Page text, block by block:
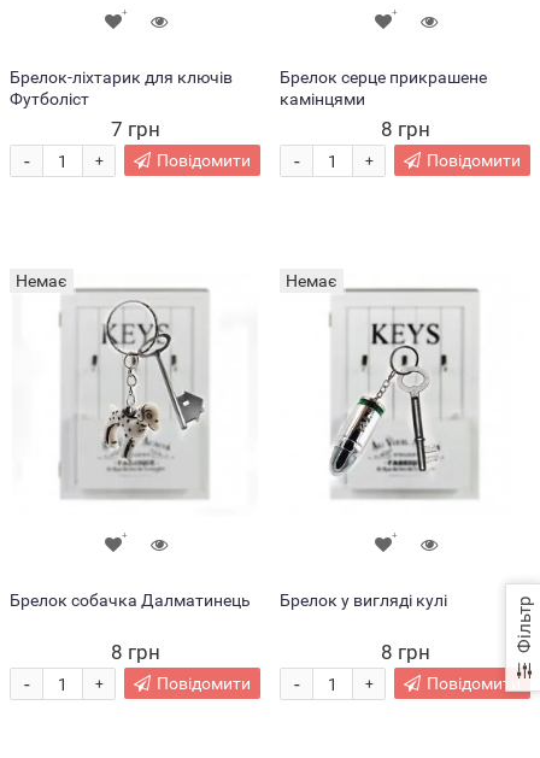
Фільтр
Брелок-ліхтарик для ключів
Футболіст
7 грн
+
- Повідомити
Брелок серце прикрашене
камінцями
8 грн
+
- Повідомити
Немає
Брелок собачка Далматинець
8 грн
+
- Повідомити
Немає
Брелок у вигляді кулі
8 грн
+
- Повідомити